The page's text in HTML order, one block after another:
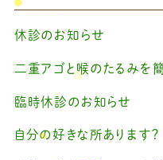
休診のお知らせ
臨時休診のお知らせ
自分の好きな所あります？